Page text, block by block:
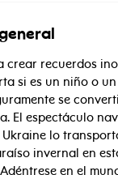
crear recuerdos
si es un niño o
se
El espectáculo
lo
invernal en
en el